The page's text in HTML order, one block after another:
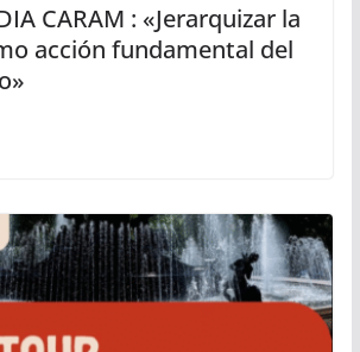
CARAM : «Jerarquizar la
acción fundamental del